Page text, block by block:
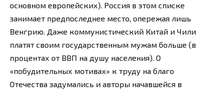
основном европейских). Россия в этом списке
занимает предпоследнее место, опережая лишь
Венгрию. Даже коммунистический Китай и Чили
платят своим государственным мужам больше (в
процентах от ВВП на душу населения). О
«побудительных мотивах» к труду на благо
Отечества задумались и авторы начавшейся в